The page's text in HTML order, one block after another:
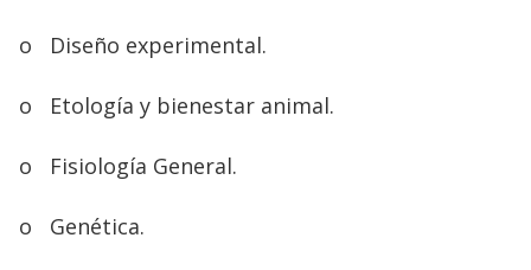
o Diseño experimental.
o Etología y bienestar animal.
o Fisiología General.
o Genética.